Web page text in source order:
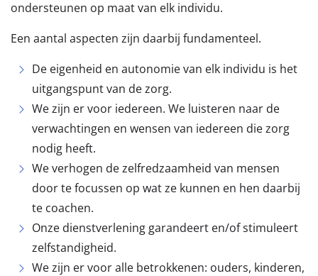
ondersteunen op maat van elk individu.
Een aantal aspecten zijn daarbij fundamenteel.
De eigenheid en autonomie van elk individu is het
uitgangspunt van de zorg.
We zijn er voor iedereen. We luisteren naar de
verwachtingen en wensen van iedereen die zorg
nodig heeft.
We verhogen de zelfredzaamheid van mensen
door te focussen op wat ze kunnen en hen daarbij
te coachen.
Onze dienstverlening garandeert en/of stimuleert
zelfstandigheid.
We zijn er voor alle betrokkenen: ouders, kinderen,